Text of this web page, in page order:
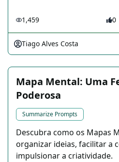
1,459 0
Tiago Alves Costa
Mapa Mental: Uma
Poderosa
Summarize Prompts
Descubra como os Mapas
organizar ideias, facilitar a
impulsionar a criatividade.